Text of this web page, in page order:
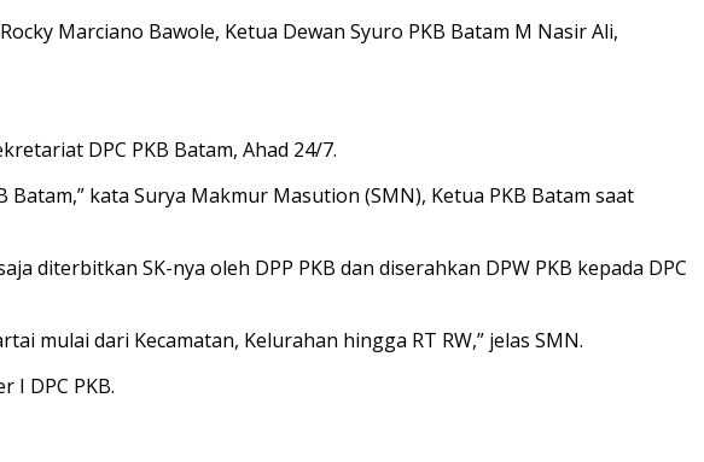
Marciano Bawole, Ketua Dewan Syuro PKB Batam M Nasir Ali,
DPC PKB Batam, Ahad 24/7.
kata Surya Makmur Masution (SMN), Ketua PKB Batam saat
diterbitkan SK-nya oleh DPP PKB dan diserahkan DPW PKB kepada DPC
mulai dari Kecamatan, Kelurahan hingga RT RW,” jelas SMN.
I DPC PKB.